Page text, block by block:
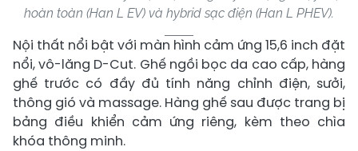
hoàn toàn (Han L EV) và hybrid sạc điện (Han L PHEV).
Nội thất nổi bật với màn hình cảm ứng 15,6 inch đặt
nổi, vô-lăng D-Cut. Ghế ngồi bọc da cao cấp, hàng
ghế trước có đầy đủ tính năng chỉnh điện, sưởi,
thông gió và massage. Hàng ghế sau được trang bị
bảng điều khiển cảm ứng riêng, kèm theo chìa
khóa thông minh.